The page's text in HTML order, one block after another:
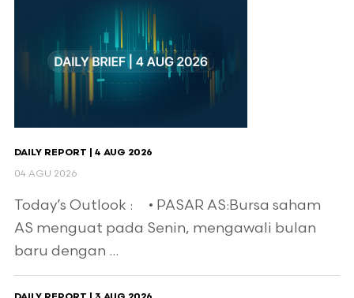
DAILY REPORT | 4 AUG 2026
04 AGU 2026
Today’s Outlook : • PASAR AS:Bursa saham
AS menguat pada Senin, mengawali bulan
baru dengan ...